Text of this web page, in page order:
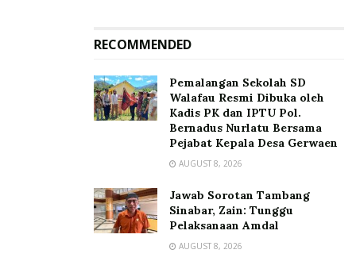
RECOMMENDED
Pemalangan Sekolah SD
Walafau Resmi Dibuka oleh
Kadis PK dan IPTU Pol.
Bernadus Nurlatu Bersama
Pejabat Kepala Desa Gerwaen
AUGUST 8, 2026
Jawab Sorotan Tambang
Sinabar, Zain: Tunggu
Pelaksanaan Amdal
AUGUST 8, 2026